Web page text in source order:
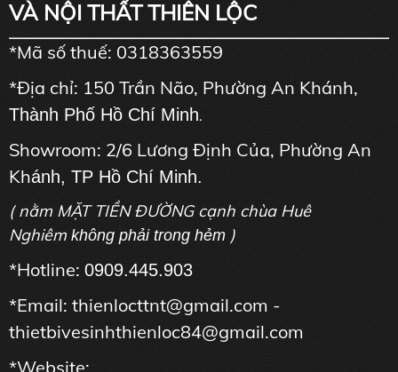
VÀ NỘI THẤT THIÊN LỘC
*Mã số thuế: 0318363559
*Địa chỉ: 150 Trần Não, Phường An Khánh,
Thành Phố Hồ Chí Minh.
Showroom: 2/6 Lương Định Của, Phường An
Khánh, TP Hồ Chí Minh.
( nằm MẶT TIỀN ĐƯỜNG cạnh chùa Huê
Nghiêm không phải trong hẻm )
*Hotline: 0909.445.903
*Email: thienlocttnt@gmail.com -
thietbivesinhthienloc84@gmail.com
*Website: